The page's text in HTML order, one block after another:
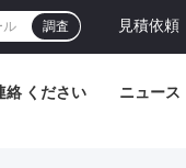
見積依頼
調査
絡 ください ニュース